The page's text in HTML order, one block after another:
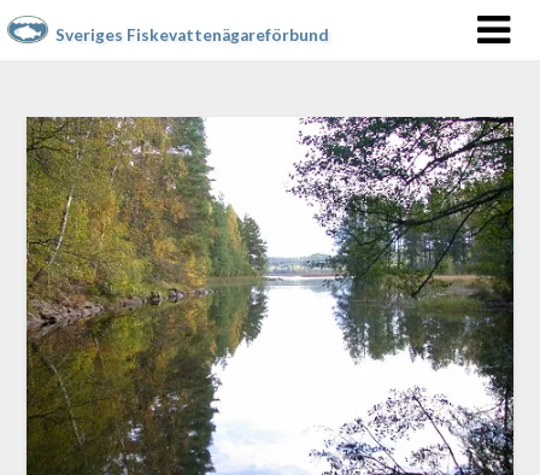
Sveriges Fiskevattenägareförbund